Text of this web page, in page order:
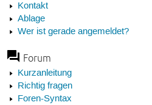
Kontakt
Ablage
Wer ist gerade angemeldet?
Forum
Kurzanleitung
Richtig fragen
Foren-Syntax